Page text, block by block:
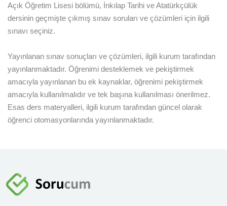
Açık Öğretim Lisesi bölümü, İnkılap Tarihi ve Atatürkçülük
dersinin geçmişte çıkmış sınav soruları ve çözümleri için ilgili
sınavı seçiniz.
Yayınlanan sınav sonuçları ve çözümleri, ilgili kurum tarafından
yayınlanmaktadır. Öğrenimi desteklemek ve pekiştirmek
amacıyla yayınlanan bu ek kaynaklar, öğrenimi pekiştirmek
amacıyla kullanılmalıdır ve tek başına kullanılması önerilmez.
Esas ders materyalleri, ilgili kurum tarafından güncel olarak
öğrenci otomasyonlarında yayınlanmaktadır.